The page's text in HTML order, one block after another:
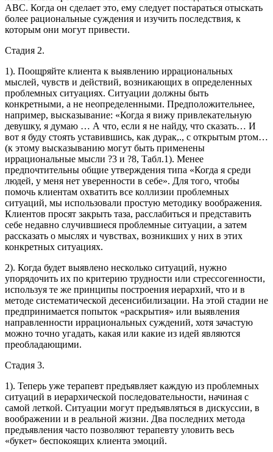
ABC. Когда он сделает это, ему следует постараться отыскать
более рациональные суждения и изучить последствия, к
которым они могут привести.
Стадия 2.
1). Поощряйте клиента к выявлению иррациональных
мыслей, чувств и действий, возникающих в определенных
проблемных ситуациях. Ситуации должны быть
конкретными, а не неопределенными. Предположительнее,
например, высказывание: «Когда я вижу привлекательную
девушку, я думаю … А что, если я не найду, что сказать… И
вот я буду стоять уставившись, как дурак,., с открытым ртом…
(к этому высказыванию могут быть применены
иррациональные мысли ?3 и ?8, Табл.1). Менее
предпочтительны общие утверждения типа «Когда я среди
людей, у меня нет уверенности в себе». Для того, чтобы
помочь клиентам охватить все коллизии проблемных
ситуаций, мы использовали простую методику воображения.
Клиентов просят закрыть таза, расслабиться и представить
себе недавно случившиеся проблемные ситуации, а затем
рассказать о мыслях и чувствах, возникших у них в этих
конкретных ситуациях.
2). Когда будет выявлено несколько ситуаций, нужно
упорядочить их по критерию трудности или стрессогенности,
используя те же принципы построения иерархий, что и в
методе систематической десенсибилизации. На этой стадии не
предпринимается попыток «раскрытия» или выявления
направленности иррациональных суждений, хотя зачастую
можно точно угадать, какая или какие из идей являются
преобладающими.
Стадия 3.
1). Теперь уже терапевт предъявляет каждую из проблемных
ситуаций в иерархической последовательности, начиная с
самой леткой. Ситуации могут предъявляться в дискуссии, в
воображении и в реальной жизни. Два последних метода
предъявления часто позволяют терапевту уловить весь
«букет» беспокоящих клиента эмоций.